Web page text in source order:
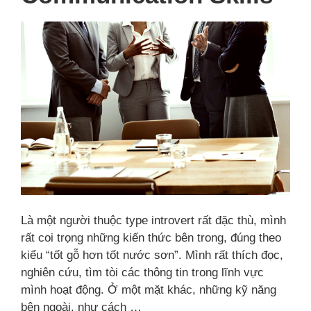
Là một người thuộc type introvert rất đặc thù, mình
rất coi trọng những kiến thức bên trong, đúng theo
kiểu “tốt gỗ hơn tốt nước sơn”. Mình rất thích đọc,
nghiên cứu, tìm tòi các thông tin trong lĩnh vực
mình hoạt động. Ở một mặt khác, những kỹ năng
bên ngoài, như cách …